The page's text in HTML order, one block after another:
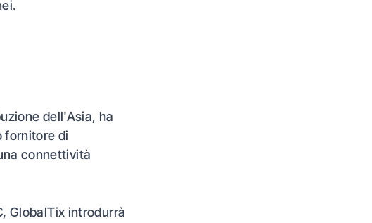
dell'Asia, ha
fornitore di
connettività
GlobalTix introdurrà